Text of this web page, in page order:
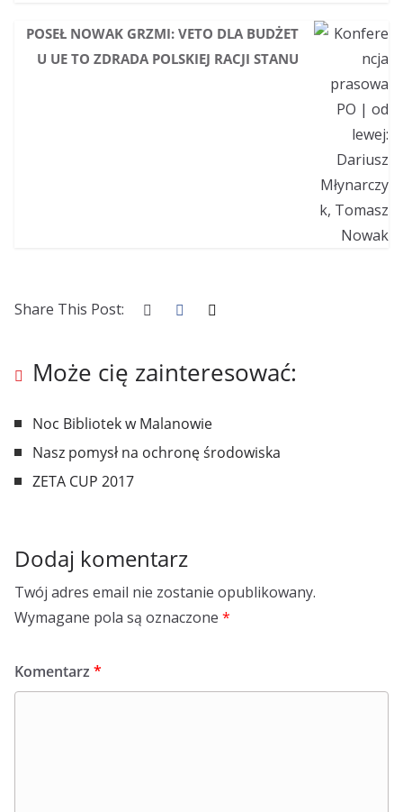
POSEŁ NOWAK GRZMI: VETO DLA BUDŻET
U UE TO ZDRADA POLSKIEJ RACJI STANU
Share This Post:
Może cię zainteresować:
Noc Bibliotek w Malanowie
Nasz pomysł na ochronę środowiska
ZETA CUP 2017
Dodaj komentarz
Twój adres email nie zostanie opublikowany.
Wymagane pola są oznaczone *
Komentarz *